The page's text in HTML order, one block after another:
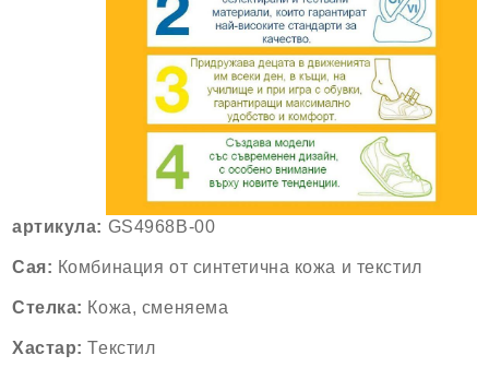
артикула: GS4968B-00
Сая: Комбинация от синтетична кожа и текстил
Стелка: Кожа, сменяема
Хастар: Текстил